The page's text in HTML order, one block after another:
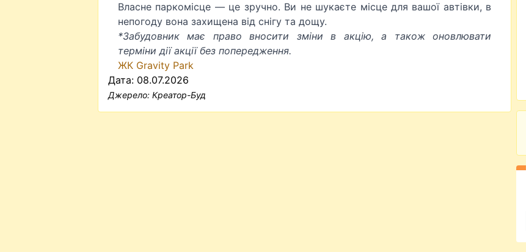
Власне паркомісце — це зручно. Ви не шукаєте місце для вашої автівки, в
непогоду вона захищена від снігу та дощу.
*Забудовник має право вносити зміни в акцію, а також оновлювати
терміни дії акції без попередження.
ЖК Gravity Park
Дата: 08.07.2026
Джерело: Креатор-Буд